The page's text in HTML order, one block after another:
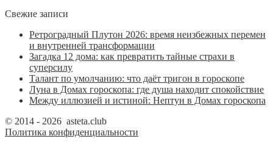
Свежие записи
Ретроградный Плутон 2026: время неизбежных перемен
и внутренней трансформации
Загадка 12 дома: как превратить тайные страхи в
суперсилу
Талант по умолчанию: что даёт тригон в гороскопе
Луна в Домах гороскопа: где душа находит спокойствие
Между иллюзией и истиной: Нептун в Домах гороскопа
© 2014 - 2026 asteta.club
Политика конфиденциальности